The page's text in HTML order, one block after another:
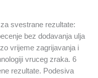
svestrane rezultate:
bez dodavanja ulja
vrijeme zagrijavanja i
vruceg zraka. 6
rezultate. Podesiva